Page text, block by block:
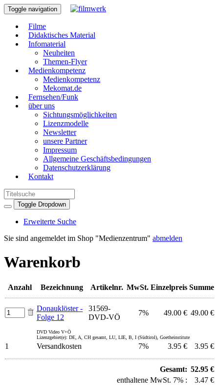
Toggle navigation
Filme
Didaktisches Material
Infomaterial
Neuheiten
Themen-Flyer
Medienkompetenz
Medienkompetenz
Mekomat.de
Fernsehen/Funk
über uns
Sichtungsmöglichkeiten
Lizenzmodelle
Newsletter
unsere Partner
Impressum
Allgemeine Geschäftsbedingungen
Datenschutzerklärung
Kontakt
Toggle Dropdown
Erweiterte Suche
Sie sind angemeldet im Shop "Medienzentrum" abmelden
Warenkorb
Anzahl Bezeichnung Artikelnr. MwSt. Einzelpreis Summe
Donauklöster -
Folge 12
31569-
DVD-VÖ
7% 49.00 € 49.00 €
DVD Video V+Ö
Lizenzgebiet(e): DE, A, CH gesamt, LU, LIE, B, I (Südtirol), Goetheinstitute
1 Versandkosten 7% 3.95 € 3.95 €
Gesamt: 52.95 €
enthaltene MwSt. 7% :
3.47 €